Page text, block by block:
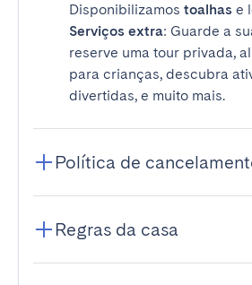
Disponibilizamos toalhas e
Serviços extra: Guarde a
reserve uma tour privada,
para crianças, descubra
divertidas, e muito mais.
Política de
Regras da casa